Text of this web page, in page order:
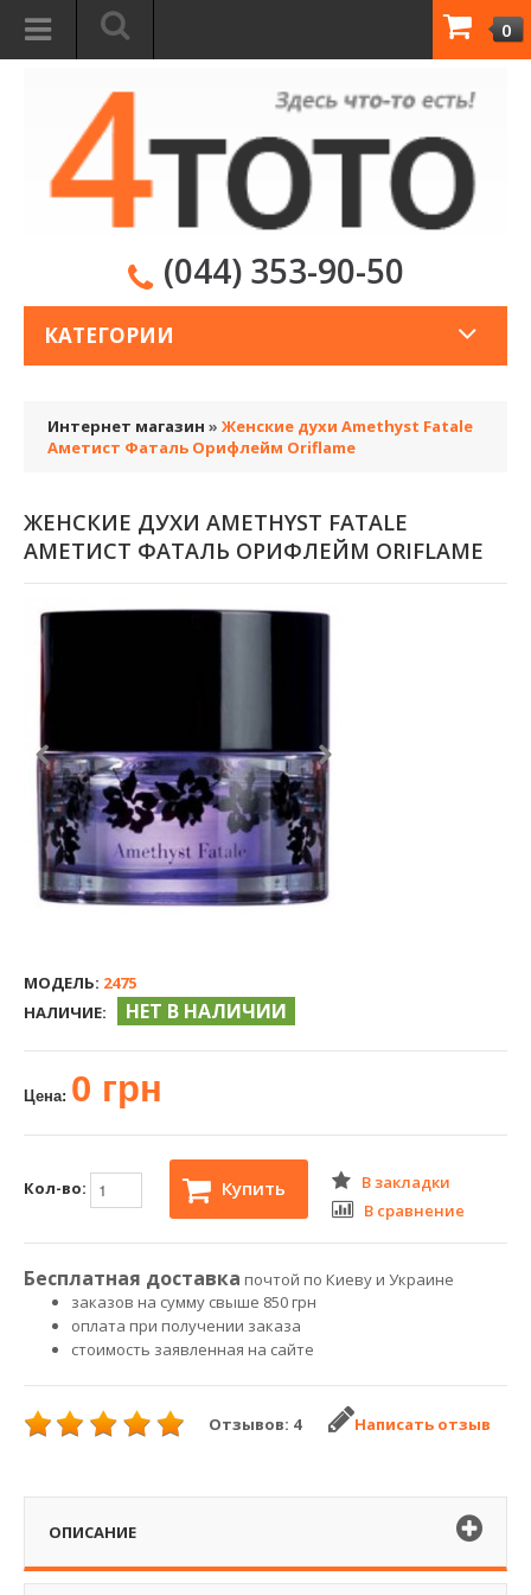
0
(044) 353-90-50
КАТЕГОРИИ
Интернет магазин » Женские духи Amethyst Fatale
Аметист Фаталь Орифлейм Oriflame
ЖЕНСКИЕ ДУХИ AMETHYST FATALE
АМЕТИСТ ФАТАЛЬ ОРИФЛЕЙМ ORIFLAME
МОДЕЛЬ: 2475
НАЛИЧИЕ:
НЕТ В НАЛИЧИИ
Цена: 0 грн
Кол-во: Купить
В закладки
В сравнение
Бесплатная доставка почтой по Киеву и Украине
заказов на сумму свыше 850 грн
оплата при получении заказа
стоимость заявленная на сайте
Отзывов: 4 Написать отзыв
ОПИСАНИЕ